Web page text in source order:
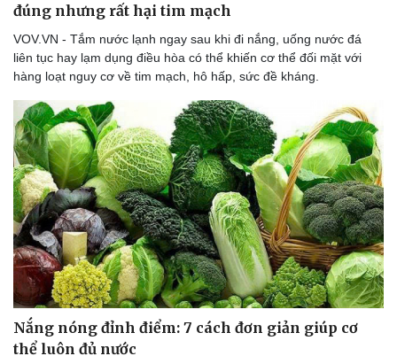
Sức khỏe
Dinh dưỡng - món ngon
Đời sống
đúng nhưng rất hại tim mạch
VOV.VN - Tắm nước lạnh ngay sau khi đi nắng, uống nước đá
liên tục hay lạm dụng điều hòa có thể khiến cơ thể đối mặt với
hàng loạt nguy cơ về tim mạch, hô hấp, sức đề kháng.
Nắng nóng đỉnh điểm: 7 cách đơn giản giúp cơ
thể luôn đủ nước